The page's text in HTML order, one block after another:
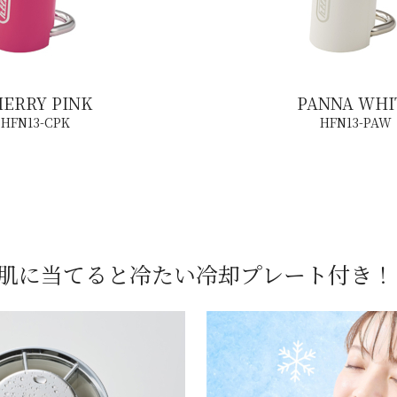
PINK
HFN13-CPK
PANNA
HFN13-PAW
に当てると冷たい冷却プレート付き！